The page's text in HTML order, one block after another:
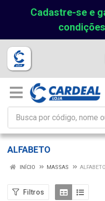
Cadastre-se e
ALFABETO
INÍCIO MASSAS ALFABETO
Filtros